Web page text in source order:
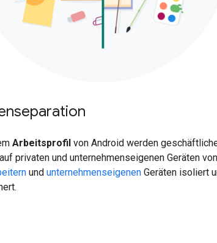
Arbeitsprofil von Android werden
privaten und unternehmenseigenen Geräten von
und unternehmenseigenen Geräten isoliert